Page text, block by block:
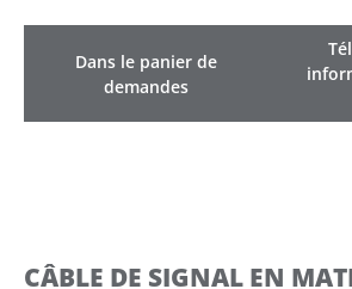
Dans le panier de
demandes
CÂBLE DE SIGNAL EN